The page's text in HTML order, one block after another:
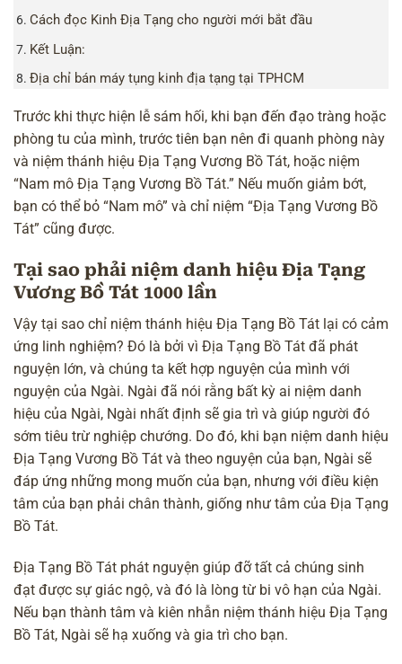
Cách đọc Kinh Địa Tạng cho người mới bắt đầu
Kết Luận:
Địa chỉ bán máy tụng kinh địa tạng tại TPHCM
Trước khi thực hiện lễ sám hối, khi bạn đến đạo tràng hoặc
phòng tu của mình, trước tiên bạn nên đi quanh phòng này
và niệm thánh hiệu Địa Tạng Vương Bồ Tát, hoặc niệm
“Nam mô Địa Tạng Vương Bồ Tát.” Nếu muốn giảm bớt,
bạn có thể bỏ “Nam mô” và chỉ niệm “Địa Tạng Vương Bồ
Tát” cũng được.
Tại sao phải niệm danh hiệu Địa Tạng
Vương Bồ Tát 1000 lần
Vậy tại sao chỉ niệm thánh hiệu Địa Tạng Bồ Tát lại có cảm
ứng linh nghiệm? Đó là bởi vì Địa Tạng Bồ Tát đã phát
nguyện lớn, và chúng ta kết hợp nguyện của mình với
nguyện của Ngài. Ngài đã nói rằng bất kỳ ai niệm danh
hiệu của Ngài, Ngài nhất định sẽ gia trì và giúp người đó
sớm tiêu trừ nghiệp chướng. Do đó, khi bạn niệm danh hiệu
Địa Tạng Vương Bồ Tát và theo nguyện của bạn, Ngài sẽ
đáp ứng những mong muốn của bạn, nhưng với điều kiện
tâm của bạn phải chân thành, giống như tâm của Địa Tạng
Bồ Tát.
Địa Tạng Bồ Tát phát nguyện giúp đỡ tất cả chúng sinh
đạt được sự giác ngộ, và đó là lòng từ bi vô hạn của Ngài.
Nếu bạn thành tâm và kiên nhẫn niệm thánh hiệu Địa Tạng
Bồ Tát, Ngài sẽ hạ xuống và gia trì cho bạn.